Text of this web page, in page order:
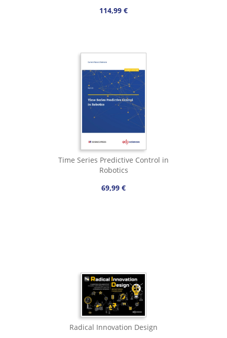
114,99 €
Time Series Predictive Control in
Robotics
69,99 €
Radical Innovation Design